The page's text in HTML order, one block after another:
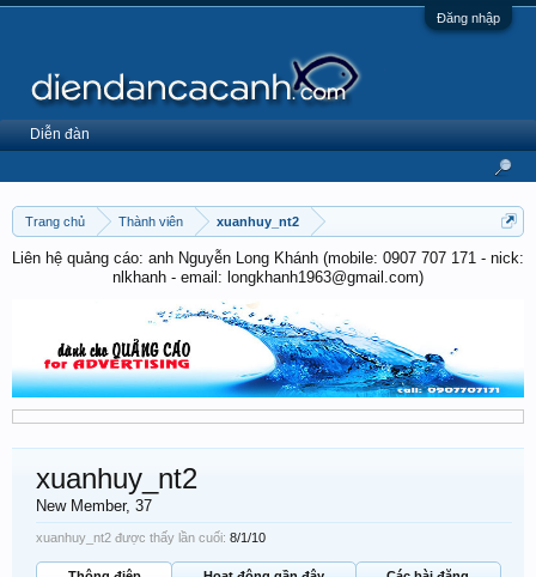
Đăng nhập
Trang chủ Thành viên xuanhuy_nt2
Liên hệ quảng cáo: anh Nguyễn Long Khánh (mobile: 0907 707 171 - nick:
nlkhanh - email: longkhanh1963@gmail.com)
xuanhuy_nt2
New Member, 37
xuanhuy_nt2 được thấy lần cuối: 8/1/10
Diễn đàn